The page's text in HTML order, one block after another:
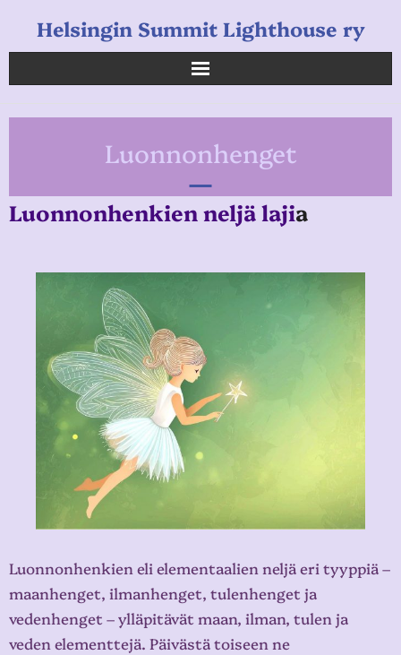
Helsingin Summit Lighthouse ry
Verkkokauppa
Luonnonhenget
Luonnonhenkien neljä lajia
Luonnonhenkien eli elementaalien neljä eri tyyppiä –
maanhenget, ilmanhenget, tulenhenget ja
vedenhenget – ylläpitävät maan, ilman, tulen ja
veden elementtejä. Päivästä toiseen ne